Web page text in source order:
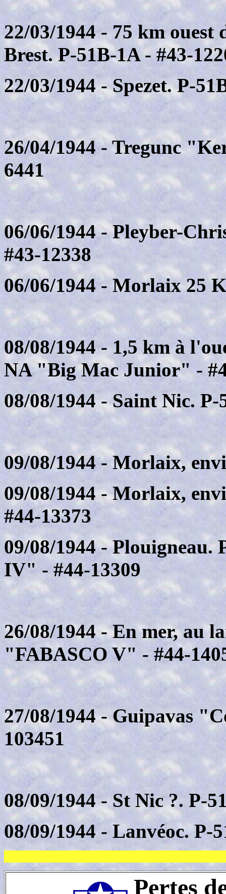
22/03/1944 - 75 km ouest
Brest. P-51B-1A - #43-
22/03/1944 - Spezet. P-
26/04/1944 - Tregunc
6441
06/06/1944 - Pleyber-
#43-12338
06/06/1944 - Morlaix 25
08/08/1944 - 1,5 km à
NA "Big Mac Junior" -
08/08/1944 - Saint Nic.
09/08/1944 - Morlaix,
09/08/1944 - Morlaix,
#44-13373
09/08/1944 - Plouigneau.
IV" - #44-13309
26/08/1944 - En mer, au
"FABASCO V" - #44-
27/08/1944 - Guipavas
103451
08/09/1944 - St Nic ?. P-
08/09/1944 - Lanvéoc. P-
Pertes